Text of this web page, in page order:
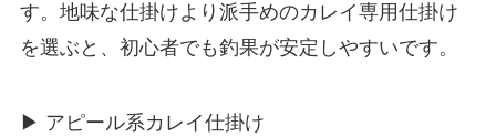
す。地味な仕掛けより派手めのカレイ専用仕掛け
を選ぶと、初心者でも釣果が安定しやすいです。
▶ アピール系カレイ仕掛け